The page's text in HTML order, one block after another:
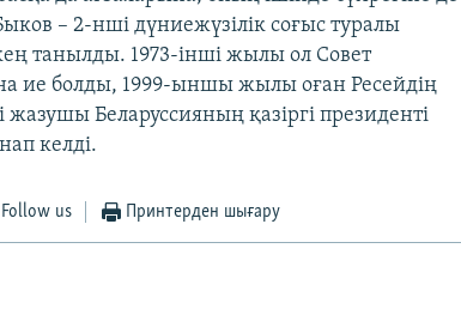
– 2-нші дүниежүзілік соғыс туралы
танылды. 1973-інші жылы ол Совет
ие болды, 1999-ыншы жылы оған Ресейдің
жазушы Беларуссияның қазіргі президенті
келді.
Follow us Принтерден шығару